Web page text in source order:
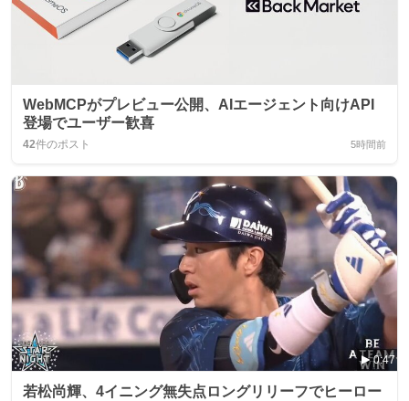
WebMCPがプレビュー公開、AIエージェント向けAPI
登場でユーザー歓喜
42件のポスト 5時間前
0:47
若松尚輝、4イニング無失点ロングリリーフでヒーロー